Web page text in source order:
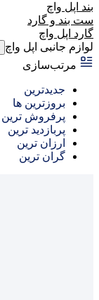
بند اپل واچ
ست بند و گارد
گارد اپل واچ
لوازم جانبی اپل واچ
مرتب‌سازی
جدیدترین
بروزترین ها
پرفروش ترین
پربازدید ترین
ارزان ترین
گران ترین